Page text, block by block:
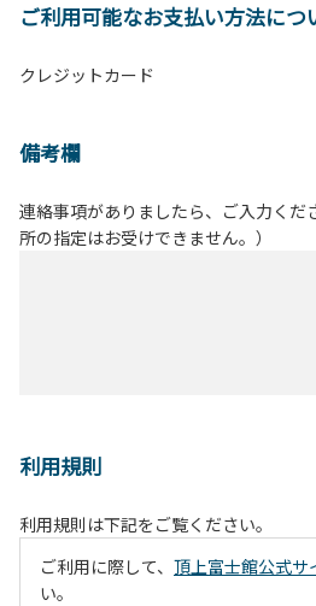
ご利用可能なお支払い方法につ
クレジットカード
備考欄
連絡事項がありましたら、ご入力く
所の指定はお受けできません。）
利用規則
利用規則は下記をご覧ください。
ご利用に際して、 頂上富士館公式サ
い。